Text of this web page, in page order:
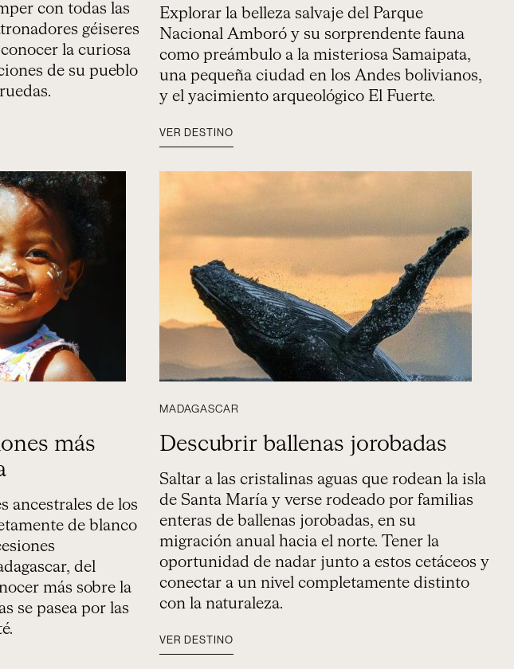
con todas las
géiseres
la curiosa
de su pueblo
Explorar la belleza salvaje del Parque
Nacional Amboró y su sorprendente fauna
como preámbulo a la misteriosa Samaipata,
una pequeña ciudad en los Andes bolivianos,
y el yacimiento arqueológico El Fuerte.
VER DESTINO
más
ancestrales de los
de blanco
del
más sobre la
se pasea por las
MADAGASCAR
Descubrir ballenas jorobadas
Saltar a las cristalinas aguas que rodean la isla
de Santa María y verse rodeado por familias
enteras de ballenas jorobadas, en su
migración anual hacia el norte. Tener la
oportunidad de nadar junto a estos cetáceos y
conectar a un nivel completamente distinto
con la naturaleza.
VER DESTINO